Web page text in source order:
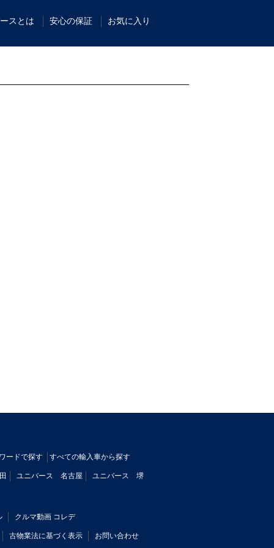
スとは 安心の保証 お気に入り
ードで探す すべての輸入車から探す
ユニバース 名古屋 ユニバース 堺
クルマ動画 コレデ
古物業法に基づく表示 お問い合わせ